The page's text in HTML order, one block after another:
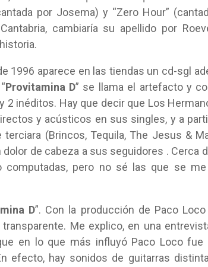
por Josema) y “Zero Hour”
cambiaría su apellido por
1996 aparece en las tiendas un cd-sgl
Provitamina D” se llama el artefacto y
y 2 inéditos. Hay que decir que Los
y acústicos en sus singles, y a
(Brincos, Tequila, The Jesus &
de cabeza a sus seguidores . Cerca
computadas, pero no sé las que se
D”. Con la producción de Paco
Me explico, en una
en lo que más influyó Paco Loco fue
efecto, hay sonidos de guitarras